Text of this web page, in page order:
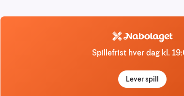
Spillefrist hver dag kl.
Lever spill